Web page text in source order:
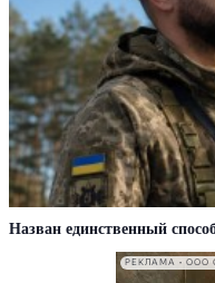
Назван единственный